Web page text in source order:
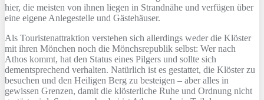
hier, die meisten von ihnen liegen in Strandnähe und verfügen über
eine eigene Anlegestelle und Gästehäuser.
Als Touristenattraktion verstehen sich allerdings weder die Klöster
mit ihren Mönchen noch die Mönchsrepublik selbst: Wer nach
Athos kommt, hat den Status eines Pilgers und sollte sich
dementsprechend verhalten. Natürlich ist es gestattet, die Klöster zu
besuchen und den Heiligen Berg zu besteigen – aber alles in
gewissen Grenzen, damit die klösterliche Ruhe und Ordnung nicht